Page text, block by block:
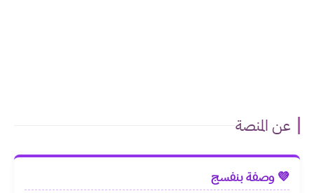
عن المنصة
💜 وصفة بنفسج